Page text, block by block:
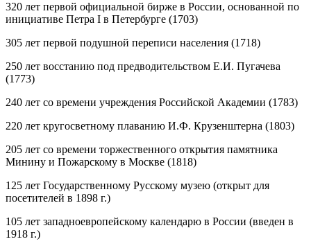
320 лет первой официальной бирже в России, основанной по
инициативе Петра I в Петербурге (1703)
305 лет первой подушной переписи населения (1718)
250 лет восстанию под предводительством Е.И. Пугачева
(1773)
240 лет со времени учреждения Российской Академии (1783)
220 лет кругосветному плаванию И.Ф. Крузенштерна (1803)
205 лет со времени торжественного открытия памятника
Минину и Пожарскому в Москве (1818)
125 лет Государственному Русскому музею (открыт для
посетителей в 1898 г.)
105 лет западноевропейскому календарю в России (введен в
1918 г.)